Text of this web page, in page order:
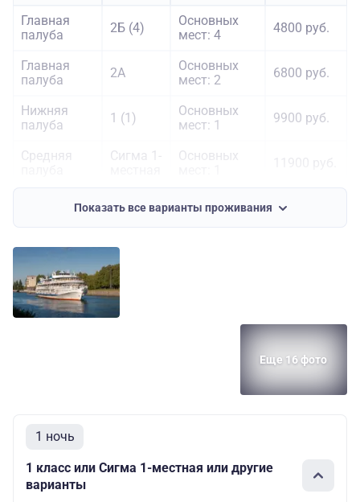
Главная
палуба
2Б (4)
Основных
мест: 4
4800 руб.
Главная
палуба
2А
Основных
мест: 2
6800 руб.
Нижняя
палуба
1 (1)
Основных
мест: 1
9900 руб.
Средняя
Сигма 1-
Основных
Шлюпочная
местная
мест: 1
11900 руб.
Показать все варианты проживания
Еще 16 фото
1 ночь
1 класс или Сигма 1-местная или другие
варианты